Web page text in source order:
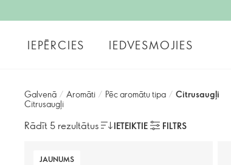
IEPĒRCIES IEDVESMOJIES
Galvenā / Aromāti / Pēc aromātu tipa / Citrusaugļi
Citrusaugļi
Rādīt 5 rezultātus IETEIKTIE FILTRS
JAUNUMS